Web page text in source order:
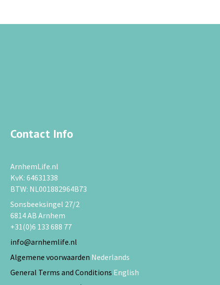
Contact Info
ArnhemLife.nl
KvK: 64631338
BTW: NL001882964B73
Sonsbeeksingel 27/2
6814 AB Arnhem
+31(0)6 133 688 77
info@arnhemlife.nl
Algemene voorwaarden Nederlands
General Terms and Conditions English